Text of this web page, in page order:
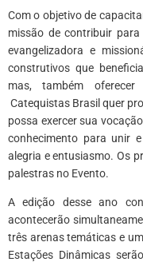
Com o objetivo de
missão de contribuir
evangelizadora e
construtivos que
mas, também oferecer
Catequistas Brasil quer
possa exercer sua
conhecimento para unir
alegria e entusiasmo. Os
palestras no Evento.
A edição desse ano
acontecerão
três arenas temáticas e
Estações Dinâmicas